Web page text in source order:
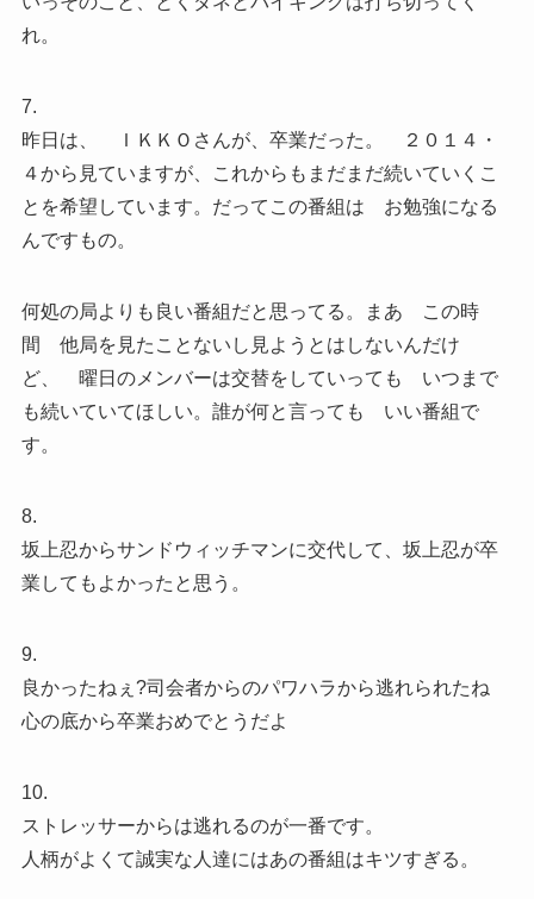
れ。
7.
昨日は、 ＩＫＫＯさんが、卒業だった。 ２０１４・
４から見ていますが、これからもまだまだ続いていくこ
とを希望しています。だってこの番組は お勉強になる
んですもの。
何処の局よりも良い番組だと思ってる。まあ この時
間 他局を見たことないし見ようとはしないんだけ
ど、 曜日のメンバーは交替をしていっても いつまで
も続いていてほしい。誰が何と言っても いい番組で
す。
8.
坂上忍からサンドウィッチマンに交代して、坂上忍が卒
業してもよかったと思う。
9.
良かったねぇ?司会者からのパワハラから逃れられたね
心の底から卒業おめでとうだよ
10.
ストレッサーからは逃れるのが一番です。
人柄がよくて誠実な人達にはあの番組はキツすぎる。